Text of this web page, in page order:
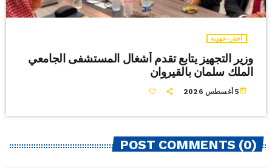
أخبار-جهوية
وزير التجهيز يتابع تقدم أشغال المستشفى الجامعي
الملك سلمان بالقيروان
today5 أغسطس 2026
POST COMMENTS (0)